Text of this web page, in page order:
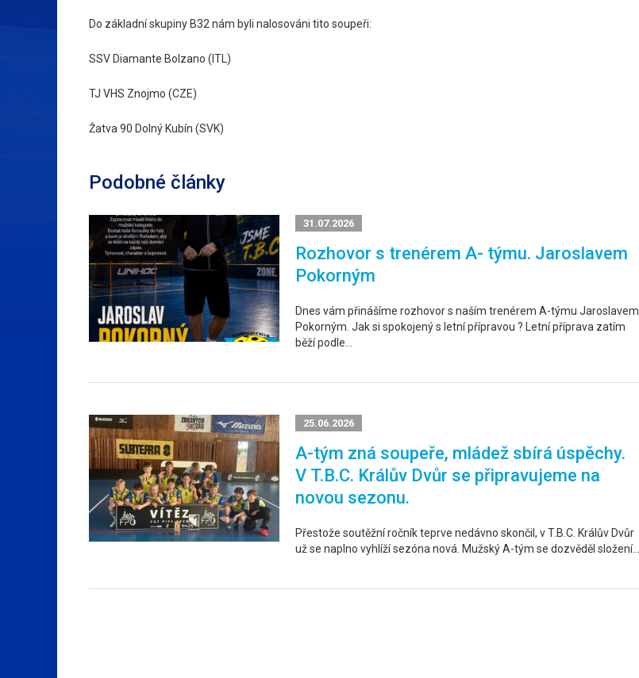
Do základní skupiny B32 nám byli nalosováni tito soupeři:
SSV Diamante Bolzano (ITL)
TJ VHS Znojmo (CZE)
Žatva 90 Dolný Kubín (SVK)
Podobné články
31.07.2026
Rozhovor s trenérem A- týmu. Jaroslavem
Pokorným
Dnes vám přinášíme rozhovor s naším trenérem A-týmu Jaroslavem
Pokorným. Jak si spokojený s letní přípravou ? Letní příprava zatím
běží podle…
25.06.2026
A-tým zná soupeře, mládež sbírá úspěchy.
V T.B.C. Králův Dvůr se připravujeme na
novou sezonu.
Přestože soutěžní ročník teprve nedávno skončil, v T.B.C. Králův Dvůr
už se naplno vyhlíží sezóna nová. Mužský A-tým se dozvěděl složení…